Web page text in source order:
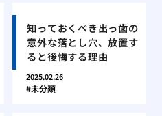
知っておくべき出っ歯の
意外な落とし穴、放置す
ると後悔する理由
2025.02.26
未分類